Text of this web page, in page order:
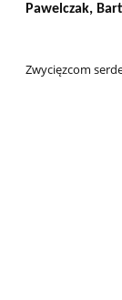
Pawelczak,
Zwycięzcom